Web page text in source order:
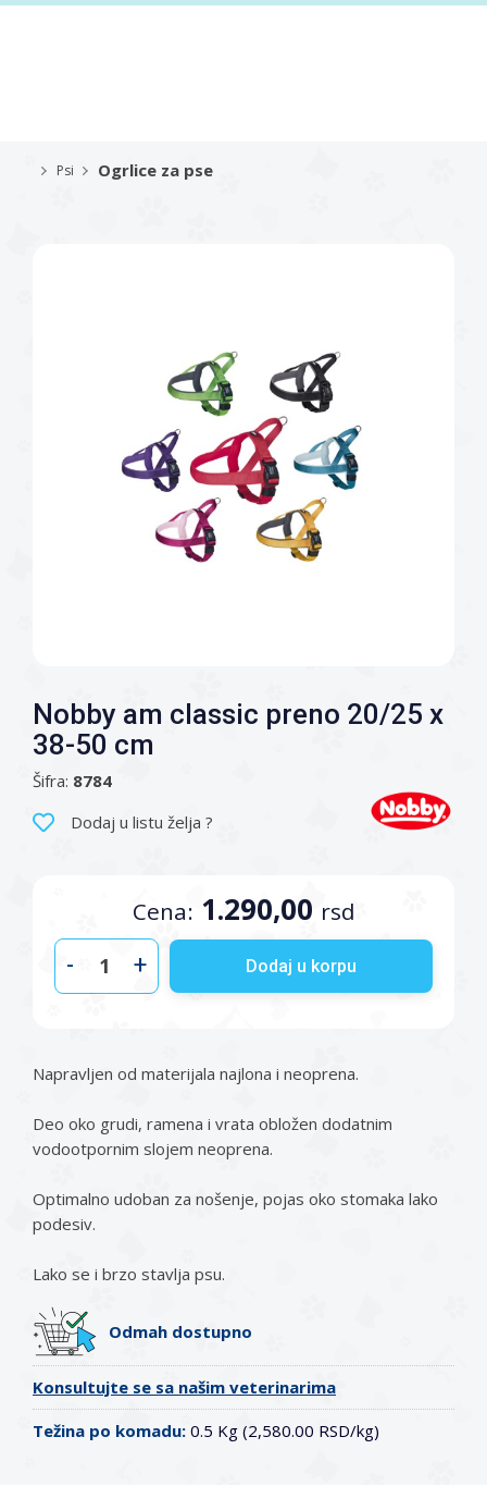
Psi Ogrlice za pse
Nobby am classic preno 20/25 x
38-50 cm
Šifra: 8784
Dodaj u listu želja ?
Cena: 1.290,00 rsd
- + Dodaj u korpu
Napravljen od materijala najlona i neoprena.
Deo oko grudi, ramena i vrata obložen dodatnim
vodootpornim slojem neoprena.
Optimalno udoban za nošenje, pojas oko stomaka lako
podesiv.
Lako se i brzo stavlja psu.
Odmah dostupno
Konsultujte se sa našim veterinarima
Težina po komadu: 0.5 Kg (2,580.00 RSD/kg)